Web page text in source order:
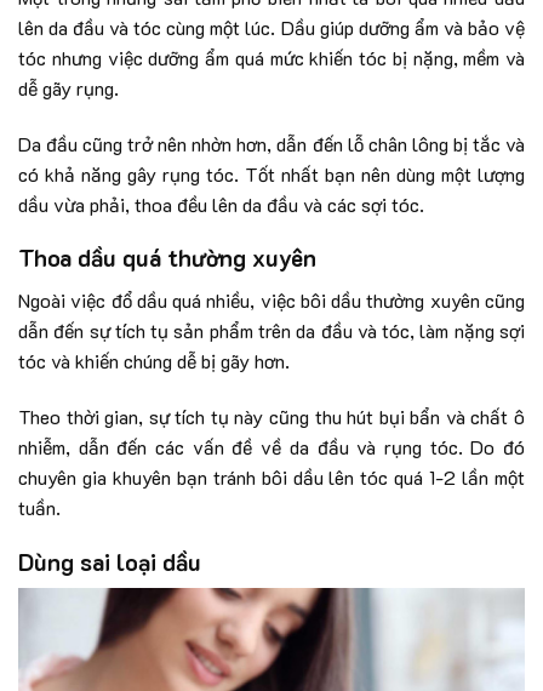
lên da đầu và tóc cùng một lúc. Dầu giúp dưỡng ẩm và bảo vệ
tóc nhưng việc dưỡng ẩm quá mức khiến tóc bị nặng, mềm và
dễ gãy rụng.
Da đầu cũng trở nên nhờn hơn, dẫn đến lỗ chân lông bị tắc và
có khả năng gây rụng tóc. Tốt nhất bạn nên dùng một lượng
dầu vừa phải, thoa đều lên da đầu và các sợi tóc.
Thoa dầu quá thường xuyên
Ngoài việc đổ dầu quá nhiều, việc bôi dầu thường xuyên cũng
dẫn đến sự tích tụ sản phẩm trên da đầu và tóc, làm nặng sợi
tóc và khiến chúng dễ bị gãy hơn.
Theo thời gian, sự tích tụ này cũng thu hút bụi bẩn và chất ô
nhiễm, dẫn đến các vấn đề về da đầu và rụng tóc. Do đó
chuyên gia khuyên bạn tránh bôi dầu lên tóc quá 1-2 lần một
tuần.
Dùng sai loại dầu